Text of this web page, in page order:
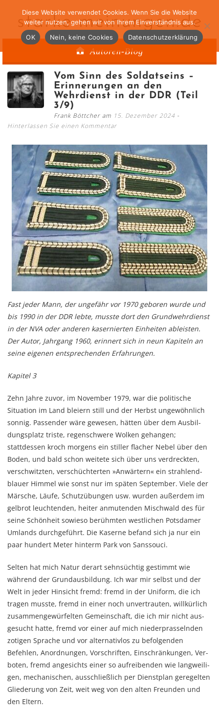
starke-meinungen.de
Autoren-Blog
Vom Sinn des Soldatseins –
Erinnerungen an den
Wehrdienst in der DDR (Teil
3/9)
Frank Böttcher am 15. Dezember 2024
Hinterlassen Sie einen Kommentar
Fast jeder Mann, der ungefähr vor 1970 geboren wurde und
bis 1990 in der DDR lebte, musste dort den Grundwehrdienst
in der NVA oder anderen kasernierten Einheiten ableisten.
Der Autor, Jahrgang 1960, erinnert sich in neun Kapiteln an
seine eigenen entsprechenden Erfahrungen.
Kapitel 3
Zehn Jahre zuvor, im November 1979, war die politische
Situation im Land bleiern still und der Herbst ungewöhnlich
sonnig. Passender wäre gewesen, hät­ten über dem Ausbil­
dungs­platz triste, regenschwere Wolken gehangen;
stattdessen kroch mor­gens ein stiller flacher Nebel über den
Boden, und bald schon weitete sich über uns ver­dreck­ten,
verschwitzten, verschüch­ter­ten »Anwärtern« ein strah­lend­
blauer Himmel wie sonst nur im späten September. Viele der
Mär­sche, Läufe, Schutz­übungen usw. wurden außer­dem im
gelb­rot leuch­tenden, heiter anmutenden Misch­wald des für
seine Schönheit sowieso berühmten west­lichen Potsdamer
Umlands durch­ge­führt. Die Kaserne befand sich ja nur ein
paar hundert Meter hin­term Park von Sanssouci.
Selten hat mich Natur derart sehn­süch­tig gestimmt wie
während der Grund­aus­bildung. Ich war mir selbst und der
Welt in jeder Hinsicht fremd: fremd in der Uni­form, die ich
tragen musste, fremd in einer noch unvertrauten, willkürlich
zu­sammengewürfelten Ge­mein­schaft, die ich mir nicht aus­
gesucht hatte, fremd vor einer auf mich nieder­prasselnden
zoti­gen Spra­­che und vor alternativ­los zu befol­genden
Befehlen, Anord­nungen, Vorschriften, Ein­schrän­kun­gen, Ver­
boten, fremd angesichts einer so aufreibenden wie langweili­
gen, mechani­schen, aus­schließlich per Dienstplan geregelten
Gliederung von Zeit, weit weg von den alten Freun­den und
den Eltern.
Diese Website verwendet Cookies. Wenn Sie die Website
weiter nutzen, gehen wir von Ihrem Einverständnis aus.
OK
Nein, keine Cookies Datenschutzerklärung